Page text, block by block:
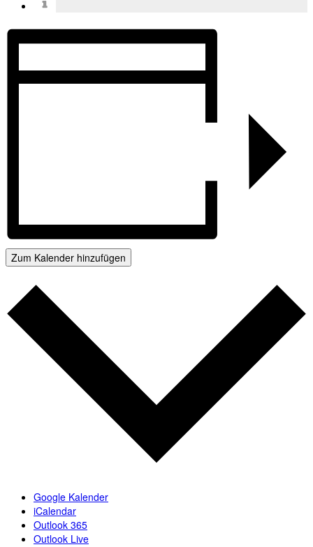
Zum Kalender hinzufügen
Google Kalender
iCalendar
Outlook 365
Outlook Live